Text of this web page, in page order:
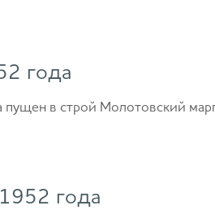
года
в строй Молотовский
года